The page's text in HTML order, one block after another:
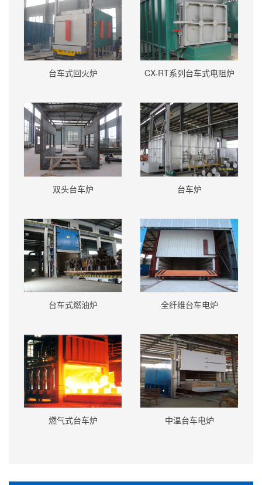
台车式回火炉 CX-RT系列台车式电阻炉
双头台车炉 台车炉
台车式燃油炉 全纤维台车电炉
燃气式台车炉 中温台车电炉